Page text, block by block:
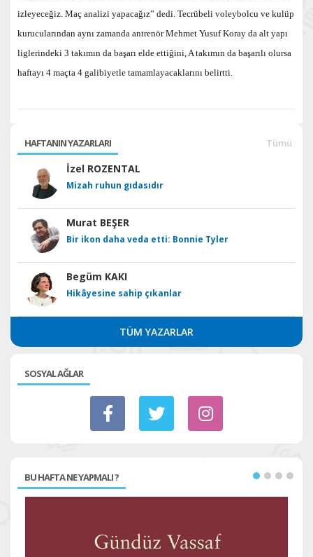
izleyeceğiz. Maç analizi yapacağız” dedi. Tecrübeli voleybolcu ve kulüp
kurucularından aynı zamanda antrenör Mehmet Yusuf Koray da alt yapı
liglerindeki 3 takımın da başarı elde ettiğini, A takımın da başarılı olursa
haftayı 4 maçta 4 galibiyetle tamamlayacaklarını belirtti.
HAFTANIN YAZARLARI Tümü
İzel ROZENTAL
Mizah ruhun gıdasıdır
Murat BEŞER
Bir ikon daha veda etti: Bonnie Tyler
Begüm KAKI
Hikâyesine sahip çıkanlar
TÜM YAZARLAR
SOSYAL AĞLAR
BU HAFTA NE YAPMALI ?